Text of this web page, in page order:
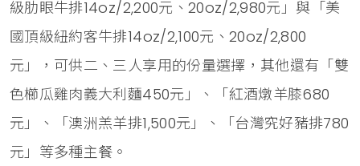
級肋眼牛排14oz/2,200元、20oz/2,980元」與「美
國頂級紐約客牛排14oz/2,100元、20oz/2,800
元」，可供二、三人享用的份量選擇，其他還有「雙
色櫛瓜雞肉義大利麵450元」、「紅酒燉羊膝680
元」、「澳洲羔羊排1,500元」、「台灣究好豬排780
元」等多種主餐。